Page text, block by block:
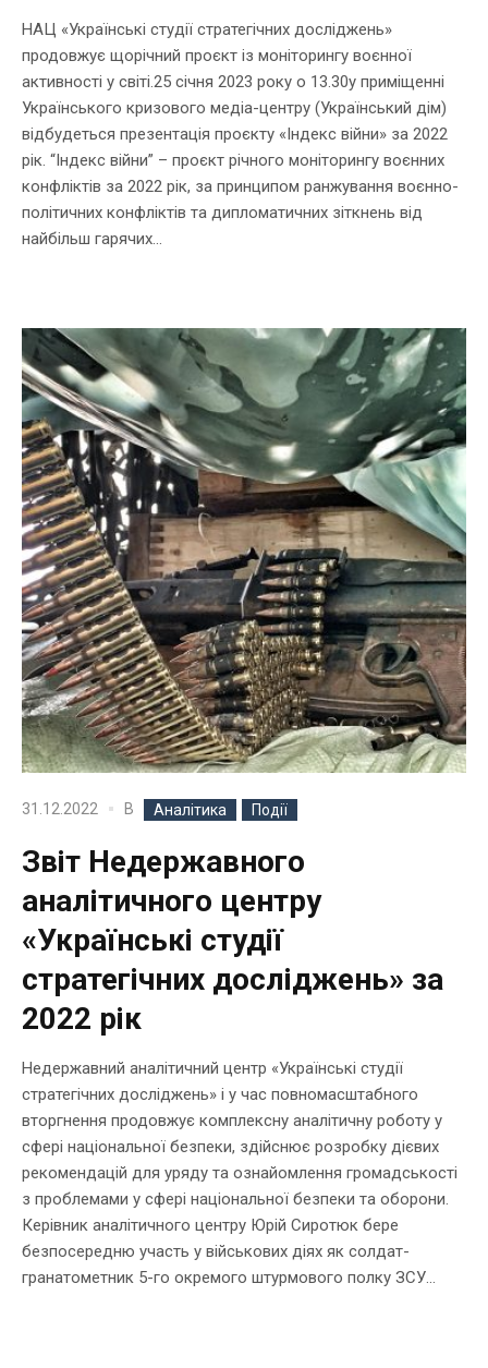
НАЦ «Українські студії стратегічних досліджень»
продовжує щорічний проєкт із моніторингу воєнної
активності у світі.25 січня 2023 року о 13.30у приміщенні
Українського кризового медіа-центру (Український дім)
відбудеться презентація проєкту «Індекс війни» за 2022
рік. “Індекс війни” – проєкт річного моніторингу воєнних
конфліктів за 2022 рік, за принципом ранжування воєнно-
політичних конфліктів та дипломатичних зіткнень від
найбільш гарячих...
31.12.2022 В Аналітика Події
Звіт Недержавного
аналітичного центру
«Українські студії
стратегічних досліджень» за
2022 рік
Недержавний аналітичний центр «Українські студії
стратегічних досліджень» і у час повномасштабного
вторгнення продовжує комплексну аналітичну роботу у
сфері національної безпеки, здійснює розробку дієвих
рекомендацій для уряду та ознайомлення громадськості
з проблемами у сфері національної безпеки та оборони.
Керівник аналітичного центру Юрій Сиротюк бере
безпосередню участь у військових діях як солдат-
гранатометник 5-го окремого штурмового полку ЗСУ...